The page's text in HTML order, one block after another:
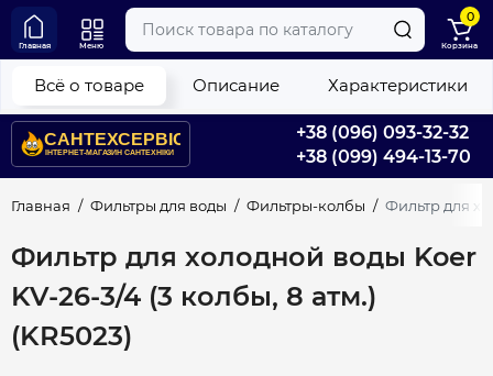
+38 (096) 093-32-32
+38 (099) 494-13-70
Главная Меню
0
Корзина
Главная Фильтры для воды Фильтры-колбы Фильтр для
Фильтр для холодной воды Koer
KV-26-3/4 (3 колбы, 8 атм.)
(KR5023)
Всё о товаре Описание Характеристики